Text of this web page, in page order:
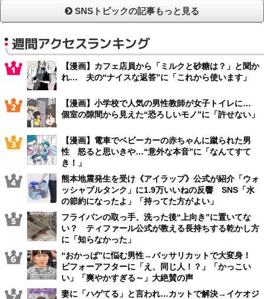
SNSトピックの記事もっと見る
週間アクセスランキング
【漫画】カフェ店員から「ミルクと砂糖は？」と聞か
れ… 夫の“ナイスな返答”に「これから使います」
【漫画】小学校で人気の男性教師が女子トイレに…
個室の隙間から見えた“恐ろしいモノ”に「許せない」
【漫画】電車でベビーカーの赤ちゃんに蹴られた男
性 怒ると思いきや…“意外な本音”に「なんてすて
き！」
熊本地震発生を受け《アイラップ》公式が紹介「ウォ
ッシャブルタンク」に1.9万いいねの反響 SNS「水
の節約になったよ」「持ってた方がよい」
フライパンの取っ手、洗った後“上向き”に置いてな
い？ ティファール公式が教える長持ちする乾かし方
に「知らなかった」
“おかっぱ”に悩む男性→バッサリカットで大変身！
ビフォーアフターに「え、同じ人！？」「かっこい
い」「爽やかすぎる～」大絶賛の声
妻に「ハゲてる」と言われ…カットで解決→イケオジ